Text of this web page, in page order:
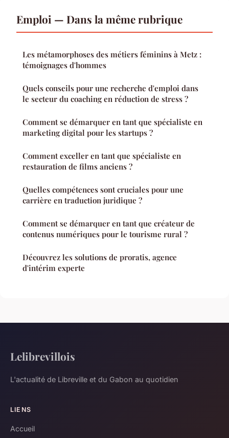
Emploi — Dans la même rubrique
Les métamorphoses des métiers féminins à Metz :
témoignages d'hommes
Quels conseils pour une recherche d'emploi dans
le secteur du coaching en réduction de stress ?
Comment se démarquer en tant que spécialiste en
marketing digital pour les startups ?
Comment exceller en tant que spécialiste en
restauration de films anciens ?
Quelles compétences sont cruciales pour une
carrière en traduction juridique ?
Comment se démarquer en tant que créateur de
contenus numériques pour le tourisme rural ?
Découvrez les solutions de proratis, agence
d'intérim experte
Lelibrevillois
L'actualité de Libreville et du Gabon au quotidien
LIENS
Accueil